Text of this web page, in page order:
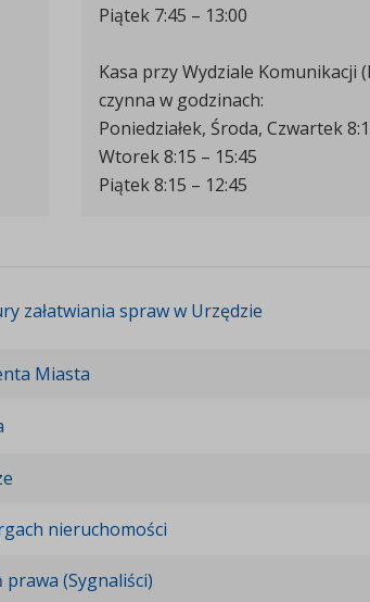
Piątek 7:45 – 13:00
Kasa przy Wydziale Komunikacji
czynna w godzinach:
Poniedziałek, Środa, Czwartek
Wtorek 8:15 – 15:45
Piątek 8:15 – 12:45
załatwiania spraw w Urzędzie
Miasta
nieruchomości
prawa (Sygnaliści)